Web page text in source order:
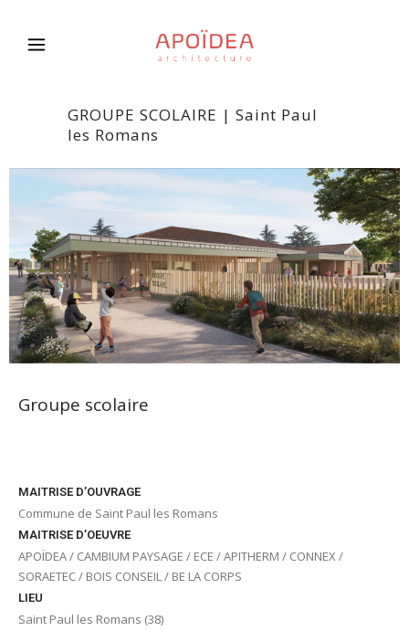
GROUPE SCOLAIRE | Saint Paul
les Romans
Groupe scolaire
MAITRISE D’OUVRAGE
Commune de Saint Paul les Romans
MAITRISE D’OEUVRE
APOÏDEA / CAMBIUM PAYSAGE / ECE / APITHERM / CONNEX /
SORAETEC / BOIS CONSEIL / BE LA CORPS
LIEU
Saint Paul les Romans (38)